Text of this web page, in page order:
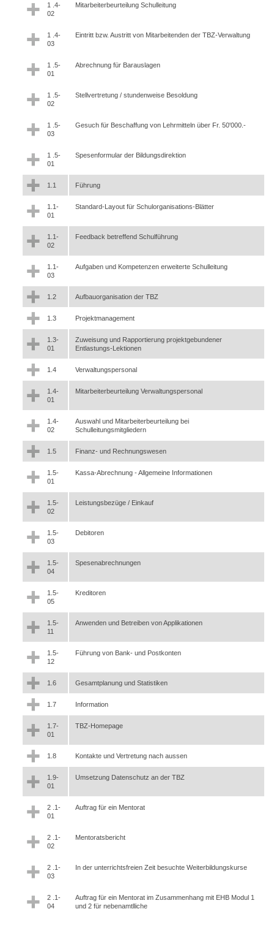
1 .4-
02
Mitarbeiterbeurteilung Schulleitung
1 .4-
03
Eintritt bzw. Austritt von Mitarbeitenden der TBZ-Verwaltung
1 .5-
01
Abrechnung für Barauslagen
1 .5-
02
Stellvertretung / stundenweise Besoldung
1 .5-
03
Gesuch für Beschaffung von Lehrmitteln über Fr. 50'000.-
1 .5-
01
Spesenformular der Bildungsdirektion
1.1 Führung
1.1-
01
Standard-Layout für Schulorganisations-Blätter
1.1-
02
Feedback betreffend Schulführung
1.1-
03
Aufgaben und Kompetenzen erweiterte Schulleitung
1.2 Aufbauorganisation der TBZ
1.3 Projektmanagement
1.3-
01
Zuweisung und Rapportierung projektgebundener
Entlastungs-Lektionen
1.4 Verwaltungspersonal
1.4-
01
Mitarbeiterbeurteilung Verwaltungspersonal
1.4-
02
Auswahl und Mitarbeiterbeurteilung bei
Schulleitungsmitgliedern
1.5 Finanz- und Rechnungswesen
1.5-
01
Kassa-Abrechnung - Allgemeine Informationen
1.5-
02
Leistungsbezüge / Einkauf
1.5-
03
Debitoren
1.5-
04
Spesenabrechnungen
1.5-
05
Kreditoren
1.5-
11
Anwenden und Betreiben von Applikationen
1.5-
12
Führung von Bank- und Postkonten
1.6 Gesamtplanung und Statistiken
1.7 Information
1.7-
01
TBZ-Homepage
1.8 Kontakte und Vertretung nach aussen
1.9-
01
Umsetzung Datenschutz an der TBZ
2 .1-
01
Auftrag für ein Mentorat
2 .1-
02
Mentoratsbericht
2 .1-
03
In der unterrichtsfreien Zeit besuchte Weiterbildungskurse
2 .1-
04
Auftrag für ein Mentorat im Zusammenhang mit EHB Modul 1
und 2 für nebenamtlliche